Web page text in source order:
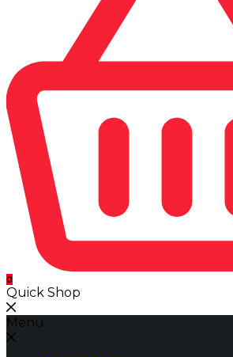
0
Quick Shop
Menu